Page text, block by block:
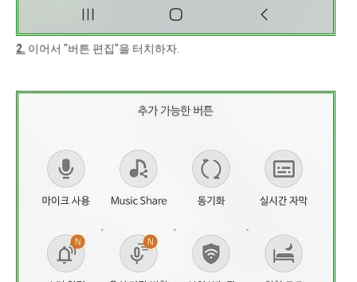
2. 이어서 "버튼 편집"을 터치하자.